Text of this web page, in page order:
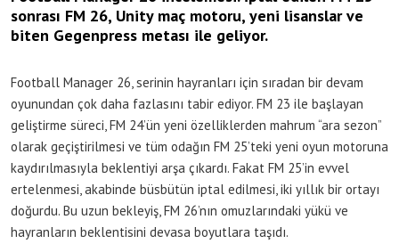
sonrası FM 26, Unity maç motoru, yeni lisanslar ve
biten Gegenpress metası ile geliyor.
Football Manager 26, serinin hayranları için sıradan bir devam
oyunundan çok daha fazlasını tabir ediyor. FM 23 ile başlayan
geliştirme süreci, FM 24’ün yeni özelliklerden mahrum “ara sezon”
olarak geçiştirilmesi ve tüm odağın FM 25’teki yeni oyun motoruna
kaydırılmasıyla beklentiyi arşa çıkardı. Fakat FM 25’in evvel
ertelenmesi, akabinde büsbütün iptal edilmesi, iki yıllık bir ortayı
doğurdu. Bu uzun bekleyiş, FM 26’nın omuzlarındaki yükü ve
hayranların beklentisini devasa boyutlara taşıdı.